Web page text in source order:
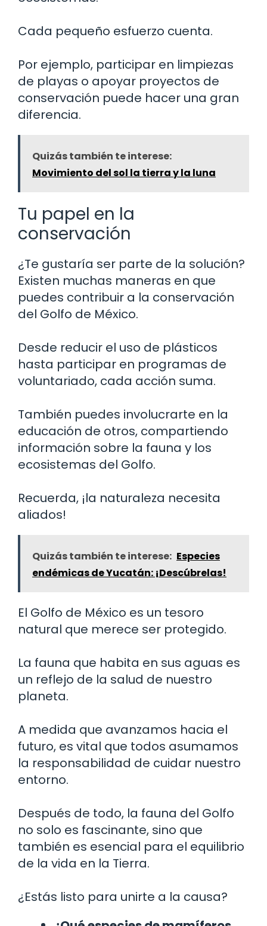
Cada pequeño esfuerzo cuenta.
Por ejemplo, participar en limpiezas
de playas o apoyar proyectos de
conservación puede hacer una gran
diferencia.
Quizás también te interese:
Movimiento del sol la tierra y la luna
Tu papel en la
conservación
¿Te gustaría ser parte de la solución?
Existen muchas maneras en que
puedes contribuir a la conservación
del Golfo de México.
Desde reducir el uso de plásticos
hasta participar en programas de
voluntariado, cada acción suma.
También puedes involucrarte en la
educación de otros, compartiendo
información sobre la fauna y los
ecosistemas del Golfo.
Recuerda, ¡la naturaleza necesita
aliados!
Quizás también te interese: Especies
endémicas de Yucatán: ¡Descúbrelas!
El Golfo de México es un tesoro
natural que merece ser protegido.
La fauna que habita en sus aguas es
un reflejo de la salud de nuestro
planeta.
A medida que avanzamos hacia el
futuro, es vital que todos asumamos
la responsabilidad de cuidar nuestro
entorno.
Después de todo, la fauna del Golfo
no solo es fascinante, sino que
también es esencial para el equilibrio
de la vida en la Tierra.
¿Estás listo para unirte a la causa?